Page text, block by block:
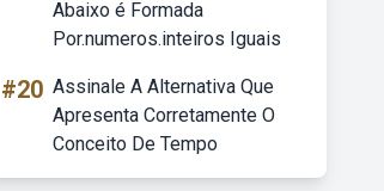
Abaixo é Formada
Por.numeros.inteiros Iguais
#20 Assinale A Alternativa Que
Apresenta Corretamente O
Conceito De Tempo